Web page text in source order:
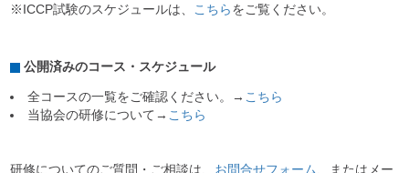
※ICCP試験のスケジュールは、
こちらをご覧ください。
公開済みのコース・スケジュール
全コースの一覧をご確認ください。→ こちら
当協会の研修について→ こちら
研修についてのご質問・ご相談は、 お問合せフォーム
、またはメー